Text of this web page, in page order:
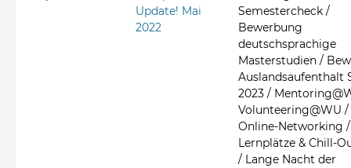
Update! Mai
2022
Semestercheck /
Bewerbung
deutschsprachige
Masterstudien /
Auslandsaufenthalt
2023 /
Volunteering@WU /
Online-Networking /
Lernplätze & Chill-
/ Lange Nacht der